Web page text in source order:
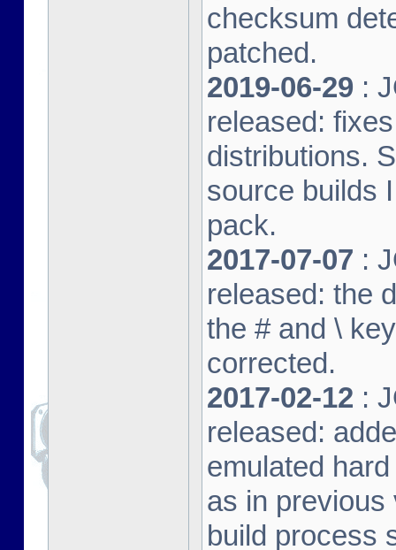
checksum
patched.
2019-06-29 :
released:
distributions.
source builds
pack.
2017-07-07 :
released: the
the # and \
corrected.
2017-02-12 :
released:
emulated
as in previous
build process